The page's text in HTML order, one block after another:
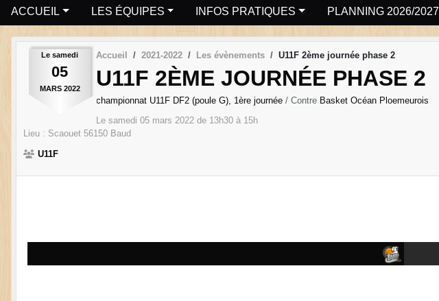
ACCUEIL LES ÉQUIPES INFOS PRATIQUES PLANNING 2026/2027
Le samedi
05
MARS 2022
Accueil 2021-2022 Les évènements U11F 2ème journée phase 2
U11F 2ÈME JOURNÉE PHASE 2
championnat U11F DF2 (poule G), 1ère journée / Contre Basket Océan Ploemeurois
Le samedi 05 mars 2022 de 13h30 à 15h
Lieu : Scaouet 56150 Baud
U11F